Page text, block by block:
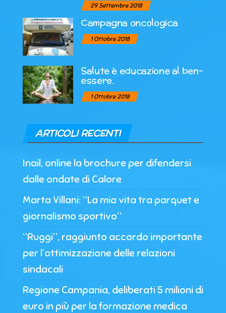
29 Settembre 2018
Campagna oncologica
1 Ottobre 2018
Salute è educazione al ben-
essere.
1 Ottobre 2018
ARTICOLI RECENTI
Inail, online la brochure per difendersi
dalle ondate di Calore
Marta Villani: “La mia vita tra parquet e
giornalismo sportivo”
“Ruggi”, raggiunto accordo importante
per l’ottimizzazione delle relazioni
sindacali
Regione Campania, deliberati 5 milioni di
euro in più per la formazione medica